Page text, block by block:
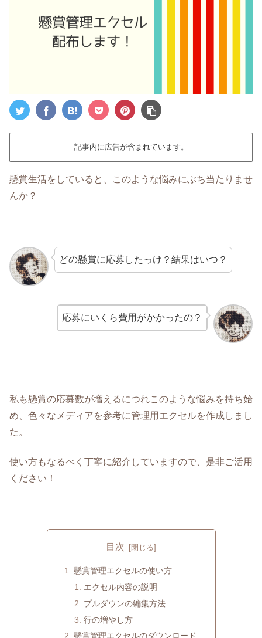
記事内に広告が含まれています。
懸賞生活をしていると、このような悩みにぶち当たりませ
んか？
どの懸賞に応募したっけ？結果はいつ？
応募にいくら費用がかかったの？
私も懸賞の応募数が増えるにつれこのような悩みを持ち始
め、色々なメディアを参考に管理用エクセルを作成しまし
た。
使い方もなるべく丁寧に紹介していますので、是非ご活用
ください！
目次
懸賞管理エクセルの使い方
エクセル内容の説明
プルダウンの編集方法
行の増やし方
懸賞管理エクセルのダウンロード